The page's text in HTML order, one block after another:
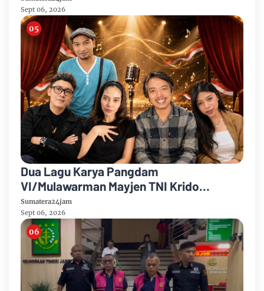
Sept 06, 2026
Dua Lagu Karya Pangdam
VI/Mulawarman Mayjen TNI Krido
Pramono Jadi Ikon Singing Competition
HUT Ke-81 RI
Sumatera24jam
Sept 06, 2026